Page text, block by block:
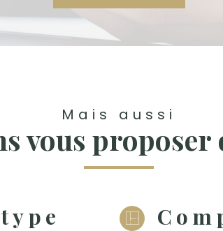
Mais aussi
vous proposer